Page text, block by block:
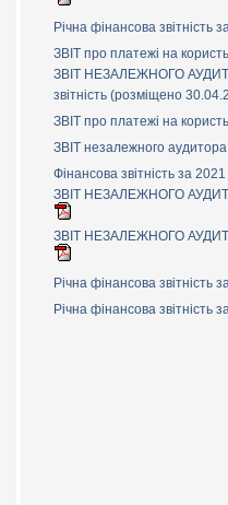
Річна фінансова
ЗВІТ про платежі на
ЗВІТ НЕЗАЛЕЖНОГО
звітність (розміщено
ЗВІТ про платежі на
ЗВІТ незалежного
Фінансова звітність за
ЗВІТ НЕЗАЛЕЖНОГО
ЗВІТ НЕЗАЛЕЖНОГО
Річна фінансова звітність
Річна фінансова звітність